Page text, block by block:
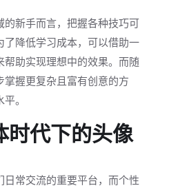
的新手而言，把握各种技巧可
了降低学习成本，可以借助一
助实现理想中的效果。而随
握更复杂且富有创意的方
。
时代下的头像
常交流的重要平台，而个性